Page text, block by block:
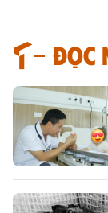
Đọc